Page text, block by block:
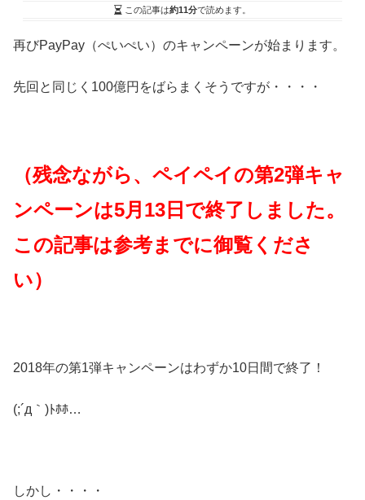
この記事は約11分で読めます。
再びPayPay（ぺいぺい）のキャンペーンが始まります。
先回と同じく100億円をばらまくそうですが・・・・
（残念ながら、ペイペイの第2弾キャ
ンペーンは5月13日で終了しました。
この記事は参考までに御覧くださ
い）
2018年の第1弾キャンペーンはわずか10日間で終了！
(;´д｀)ﾄﾎﾎ…
しかし・・・・